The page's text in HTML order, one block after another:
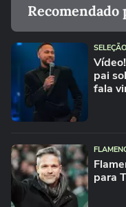
Recomendado
pai
fala
para